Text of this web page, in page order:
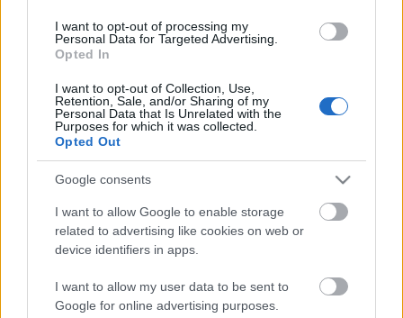
I want to opt-out of processing my
Personal Data for Targeted Advertising.
Opted In
I want to opt-out of Collection, Use,
Retention, Sale, and/or Sharing of my
Personal Data that Is Unrelated with the
Purposes for which it was collected.
Opted Out
Google consents
I want to allow Google to enable storage
related to advertising like cookies on web or
device identifiers in apps.
I want to allow my user data to be sent to
Google for online advertising purposes.
az albumPassage